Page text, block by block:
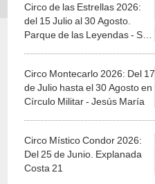
Circo de las Estrellas 2026:
del 15 Julio al 30 Agosto.
Parque de las Leyendas - San
Circo Montecarlo 2026: Del 17
de Julio hasta el 30 Agosto en
Círculo Militar - Jesús María
Circo Místico Condor 2026:
Del 25 de Junio. Explanada
Costa 21